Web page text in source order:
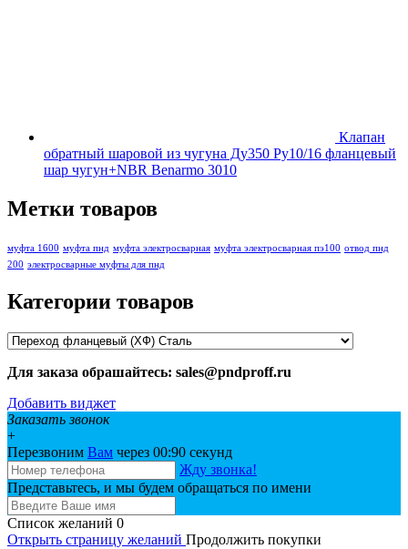
Клапан
обратный шаровой из чугуна Ду350 Ру10/16 фланцевый
шар чугун+NBR Benarmo 3010
Метки товаров
муфта 1600 муфта пнд муфта электросварная муфта электросварная пэ100 отвод пнд
200 электросварные муфты для пнд
Категории товаров
Для заказа обрашайтесь: sales@pndproff.ru
Добавить виджет
Заказать звонок
+
Перезвоним Вам через 00:90 секунд
Жду звонка!
Представьтесь, и мы будем обращаться по имени
Список желаний 0
Открыть страницу желаний Продолжить покупки